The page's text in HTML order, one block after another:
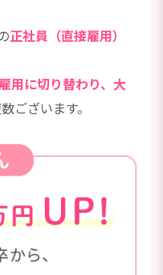
正社員（直接雇用）
用に切り替わり、大
ございます。